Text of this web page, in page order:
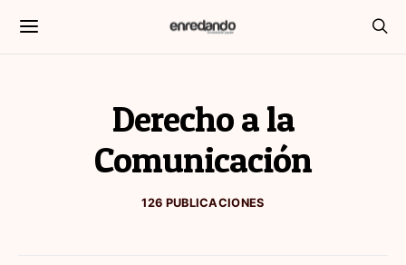
Derecho a la
Comunicación
126 PUBLICACIONES